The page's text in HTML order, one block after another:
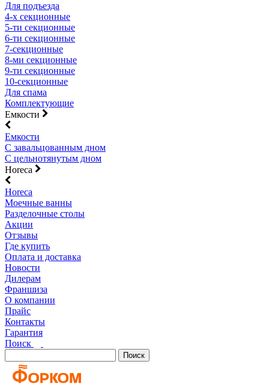
Для подъезда
4-х секционные
5-ти секционные
6-ти секционные
7-секционные
8-ми секционные
9-ти секционные
10-секционные
Для спама
Комплектующие
Емкости
Емкости
С завальцованным дном
С цельнотянутым дном
Horeca
Horeca
Моечные ванны
Разделочные столы
Акции
Отзывы
Где купить
Оплата и доставка
Новости
Дилерам
Франшиза
О компании
Прайс
Контакты
Гарантия
Поиск
Поиск